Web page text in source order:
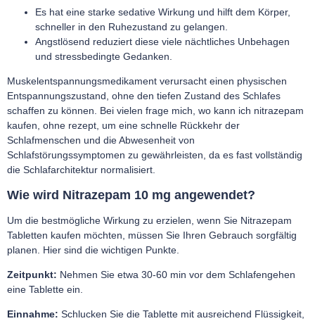
Es hat eine starke sedative Wirkung und hilft dem Körper,
schneller in den Ruhezustand zu gelangen.
Angstlösend reduziert diese viele nächtliches Unbehagen
und stressbedingte Gedanken.
Muskelentspannungsmedikament verursacht einen physischen
Entspannungszustand, ohne den tiefen Zustand des Schlafes
schaffen zu können. Bei vielen frage mich, wo kann ich nitrazepam
kaufen, ohne rezept, um eine schnelle Rückkehr der
Schlafmenschen und die Abwesenheit von
Schlafstörungssymptomen zu gewährleisten, da es fast vollständig
die Schlafarchitektur normalisiert.
Wie wird Nitrazepam 10 mg angewendet?
Um die bestmögliche Wirkung zu erzielen, wenn Sie Nitrazepam
Tabletten kaufen möchten, müssen Sie Ihren Gebrauch sorgfältig
planen. Hier sind die wichtigen Punkte.
Zeitpunkt: Nehmen Sie etwa 30-60 min vor dem Schlafengehen
eine Tablette ein.
Einnahme: Schlucken Sie die Tablette mit ausreichend Flüssigkeit,